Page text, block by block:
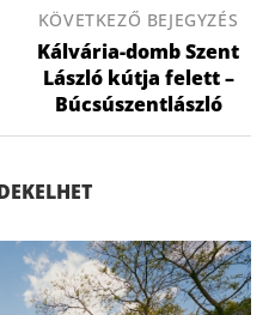
KÖVETKEZŐ BEJEGYZÉS
Kálvária-domb Szent
László kútja felett –
Búcsúszentlászló